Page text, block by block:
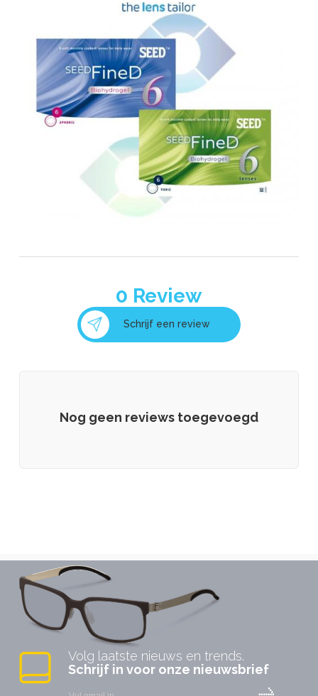
0 Review
Schrijf een review
Nog geen reviews toegevoegd
Volg laatste nieuws en trends.
Schrijf in voor onze nieuwsbrief